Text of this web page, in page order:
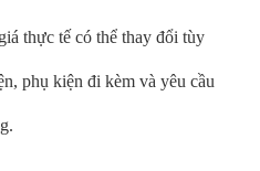
thực tế có thể thay đổi tùy
phụ kiện đi kèm và yêu cầu